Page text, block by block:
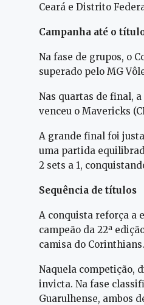
Ceará e Distrito
Campanha até o
Na fase de grupos, o
superado pelo MG
Nas quartas de final,
venceu o Mavericks
A grande final foi
uma partida
2 sets a 1,
Sequência de títulos
A conquista reforça a
campeão da 22ª
camisa do Corinthians.
Naquela competição,
invicta. Na fase
Guarulhense, ambos